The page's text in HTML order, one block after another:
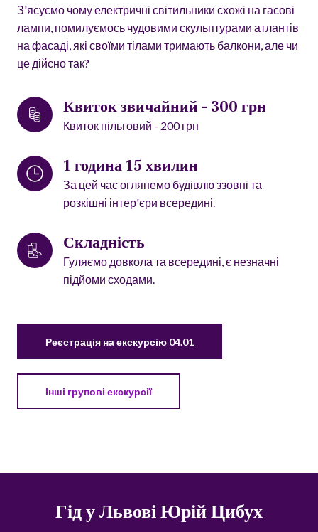
З'ясуємо чому електричні світильники схожі на гасові
лампи, помилуємось чудовими скульптурами атлантів
на фасаді, які своїми тілами тримають балкони, але чи
це дійсно так?
Квиток звичайний - 300 грн
Квиток пільговий - 200 грн
1 година 15 хвилин
За цей час оглянемо будівлю ззовні та
розкішні інтер'єри всередині.
Складність
Гуляємо довкола та всередині, є незначні
підйоми сходами.
Реєстрація на екскурсію 04.01
Інші групові екскурсії
Гід у Львові Юрій Цибух